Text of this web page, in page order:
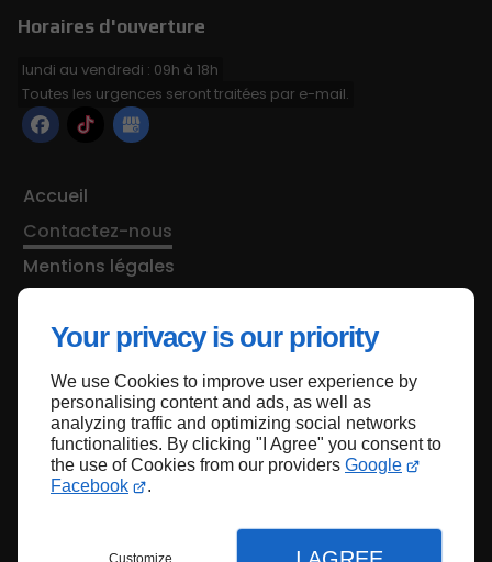
Your privacy is our priority
We use Cookies to improve user experience by
personalising content and ads, as well as
analyzing traffic and optimizing social networks
functionalities. By clicking "I Agree" you consent to
the use of Cookies from our providers Google
Facebook
.
Customize
Horaires d'ouverture
lundi au vendredi : 09h à 18h
Toutes les urgences seront traitées par e-mail.
Accueil
Contactez-nous
Mentions légales
Haut de page